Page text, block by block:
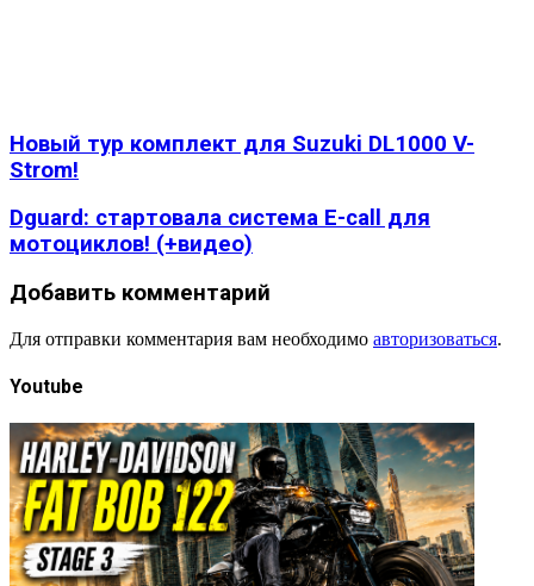
Новый тур комплект для Suzuki DL1000 V-
Strom!
Dguard: стартовала система E-call для
мотоциклов! (+видео)
Добавить комментарий
Для отправки комментария вам необходимо авторизоваться.
Youtube